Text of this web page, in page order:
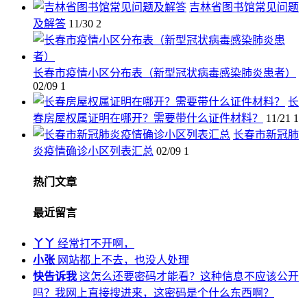
吉林省图书馆常见问题
及解答 11/30 2
长春市疫情小区分布表（新型冠状病毒感染肺炎患者）
02/09 1
长
春房屋权属证明在哪开？需要带什么证件材料？
11/21 1
长春市新冠肺
炎疫情确诊小区列表汇总 02/09 1
热门文章
最近留言
丫丫 经常打不开啊，
小张 网站都上不去，也没人处理
快告诉我 这怎么还要密码才能看？这种信息不应该公开
吗？我网上直接搜进来，这密码是个什么东西啊？